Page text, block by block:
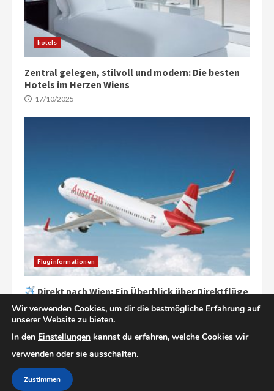
hotels
Zentral gelegen, stilvoll und modern: Die besten
Hotels im Herzen Wiens
17/10/2025
Fluginformationen
Direkt nach Wien: Ein Überblick über Direktflüge
aus Deutschland
27/09/2025
Copyright © 2025 flug Und Hotels
Wir verwenden Cookies, um dir die bestmögliche Erfahrung auf
unserer Website zu bieten.
In den Einstellungen kannst du erfahren, welche Cookies wir
verwenden oder sie ausschalten.
Zustimmen